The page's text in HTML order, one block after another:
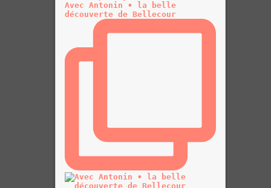
Avec Antonin • la belle
découverte de Bellecour